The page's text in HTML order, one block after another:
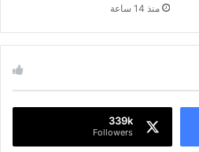
منذ 14 ساعة
339k
Followers